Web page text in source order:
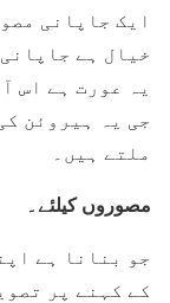
ایک جاپانی
خیال ہے
یہ عورت ہے اس
جی یہ ہیروئن
ملتے ہیں۔
مصوروں کیلئے۔
جو بنانا ہے
کے کہنے پر